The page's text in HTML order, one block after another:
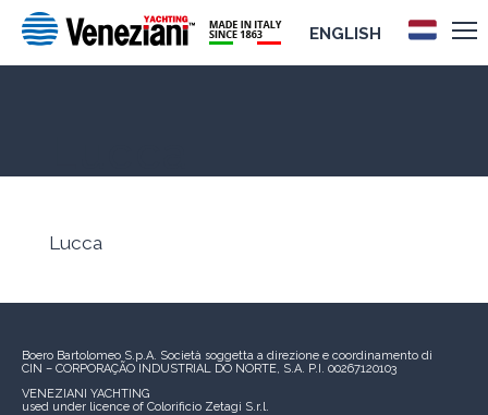
ENGLISH
Lucca
Boero Bartolomeo S.p.A. Società soggetta a direzione e coordinamento di
CIN – CORPORAÇÃO INDUSTRIAL DO NORTE, S.A. P.I. 00267120103
VENEZIANI YACHTING
used under licence of Colorificio Zetagi S.r.l.